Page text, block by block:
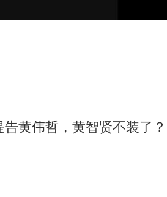
26岁女儿：很震惊
天再破吉尼斯纪录
高温达41.8℃
黄伟哲，黄智贤不装了？